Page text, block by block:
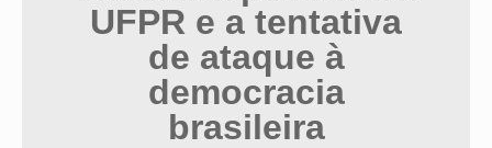
UFPR e a tentativa
de ataque à
democracia
brasileira